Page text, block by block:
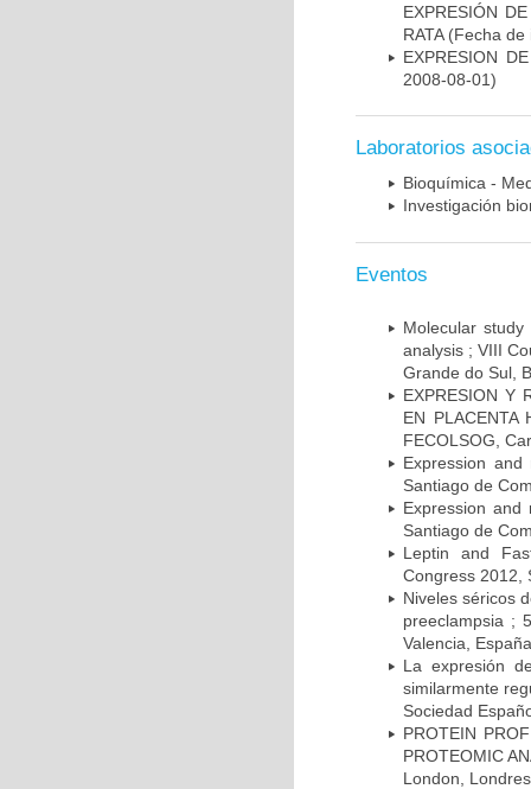
EXPRESIÓN
RATA(Fecha de
EXPRESION
2008-08-01)
Laboratorios
Bioquímica -
Investigación
Eventos
Molecular
analysis ; VIII
Grande do Sul,
EXPRESION Y
EN
FECOLSOG,
Expression
Santiago de
Expression
Santiago de
Leptin and
Congress 2012,
Niveles séricos
preeclampsia ;
Valencia,
La expresión
similarmente
Sociedad
PROTEIN
PROTEOMIC
London,